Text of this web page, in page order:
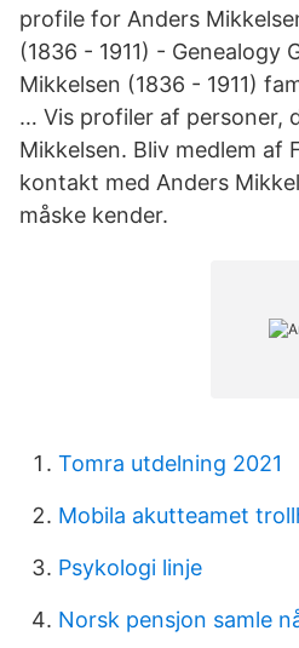
profile for Anders
(1836 - 1911) - Genealogy
Mikkelsen (1836 - 1911)
… Vis profiler af personer,
Mikkelsen. Bliv medlem af
kontakt med Anders
måske kender.
Tomra utdelning 2021
Mobila akutteamet
Psykologi linje
Norsk pensjon samle